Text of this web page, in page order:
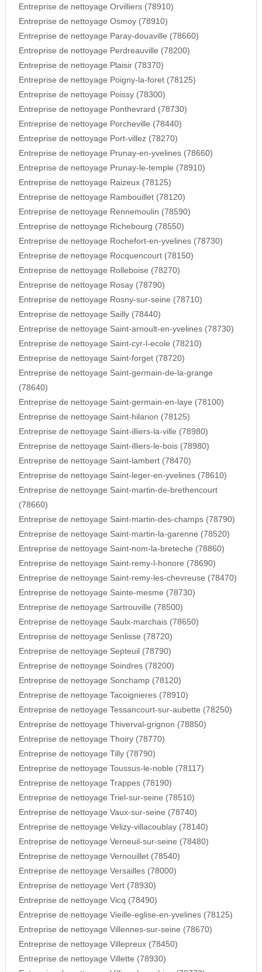
Entreprise de nettoyage Orvilliers (78910)
Entreprise de nettoyage Osmoy (78910)
Entreprise de nettoyage Paray-douaville (78660)
Entreprise de nettoyage Perdreauville (78200)
Entreprise de nettoyage Plaisir (78370)
Entreprise de nettoyage Poigny-la-foret (78125)
Entreprise de nettoyage Poissy (78300)
Entreprise de nettoyage Ponthevrard (78730)
Entreprise de nettoyage Porcheville (78440)
Entreprise de nettoyage Port-villez (78270)
Entreprise de nettoyage Prunay-en-yvelines (78660)
Entreprise de nettoyage Prunay-le-temple (78910)
Entreprise de nettoyage Raizeux (78125)
Entreprise de nettoyage Rambouillet (78120)
Entreprise de nettoyage Rennemoulin (78590)
Entreprise de nettoyage Richebourg (78550)
Entreprise de nettoyage Rochefort-en-yvelines (78730)
Entreprise de nettoyage Rocquencourt (78150)
Entreprise de nettoyage Rolleboise (78270)
Entreprise de nettoyage Rosay (78790)
Entreprise de nettoyage Rosny-sur-seine (78710)
Entreprise de nettoyage Sailly (78440)
Entreprise de nettoyage Saint-arnoult-en-yvelines (78730)
Entreprise de nettoyage Saint-cyr-l-ecole (78210)
Entreprise de nettoyage Saint-forget (78720)
Entreprise de nettoyage Saint-germain-de-la-grange
(78640)
Entreprise de nettoyage Saint-germain-en-laye (78100)
Entreprise de nettoyage Saint-hilarion (78125)
Entreprise de nettoyage Saint-illiers-la-ville (78980)
Entreprise de nettoyage Saint-illiers-le-bois (78980)
Entreprise de nettoyage Saint-lambert (78470)
Entreprise de nettoyage Saint-leger-en-yvelines (78610)
Entreprise de nettoyage Saint-martin-de-brethencourt
(78660)
Entreprise de nettoyage Saint-martin-des-champs (78790)
Entreprise de nettoyage Saint-martin-la-garenne (78520)
Entreprise de nettoyage Saint-nom-la-breteche (78860)
Entreprise de nettoyage Saint-remy-l-honore (78690)
Entreprise de nettoyage Saint-remy-les-chevreuse (78470)
Entreprise de nettoyage Sainte-mesme (78730)
Entreprise de nettoyage Sartrouville (78500)
Entreprise de nettoyage Saulx-marchais (78650)
Entreprise de nettoyage Senlisse (78720)
Entreprise de nettoyage Septeuil (78790)
Entreprise de nettoyage Soindres (78200)
Entreprise de nettoyage Sonchamp (78120)
Entreprise de nettoyage Tacoignieres (78910)
Entreprise de nettoyage Tessancourt-sur-aubette (78250)
Entreprise de nettoyage Thiverval-grignon (78850)
Entreprise de nettoyage Thoiry (78770)
Entreprise de nettoyage Tilly (78790)
Entreprise de nettoyage Toussus-le-noble (78117)
Entreprise de nettoyage Trappes (78190)
Entreprise de nettoyage Triel-sur-seine (78510)
Entreprise de nettoyage Vaux-sur-seine (78740)
Entreprise de nettoyage Velizy-villacoublay (78140)
Entreprise de nettoyage Verneuil-sur-seine (78480)
Entreprise de nettoyage Vernouillet (78540)
Entreprise de nettoyage Versailles (78000)
Entreprise de nettoyage Vert (78930)
Entreprise de nettoyage Vicq (78490)
Entreprise de nettoyage Vieille-eglise-en-yvelines (78125)
Entreprise de nettoyage Villennes-sur-seine (78670)
Entreprise de nettoyage Villepreux (78450)
Entreprise de nettoyage Villette (78930)